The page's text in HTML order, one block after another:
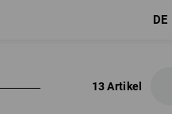
DE
13 Artikel
13 Artikel